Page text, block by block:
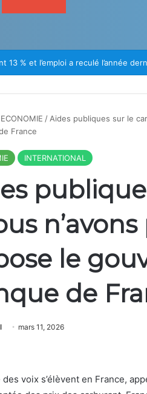
au Mali
ECONOMIE / Aides publiques sur le
France
INTERNATIONAL
le
de
mars 11, 2026
voix s’élèvent en France,